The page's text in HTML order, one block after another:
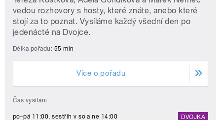
vedou rozhovory s hosty, které znáte, anebo které
stojí za to poznat. Vysíláme každý všední den po
jedenácté na Dvojce.
Délka pořadu: 55 min
Více o pořadu
Čas vysílání
po–pá 11:00, sestřih v so a ne 14:00 DVOJKA